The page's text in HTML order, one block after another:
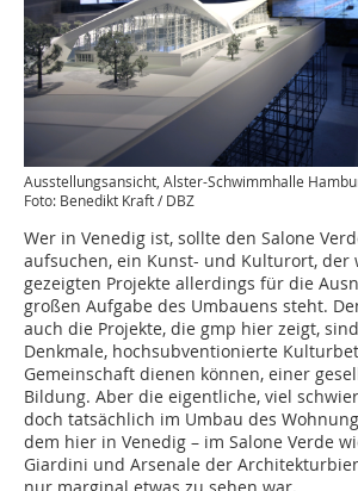
Ausstellungsansicht, Alster-Schwimmhalle
Foto: Benedikt Kraft / DBZ
Wer in Venedig ist, sollte den Salone
aufsuchen, ein Kunst- und Kulturort, der
gezeigten Projekte allerdings für die
großen Aufgabe des Umbauens steht.
auch die Projekte, die gmp hier zeigt,
Denkmale, hochsubventionierte
Gemeinschaft dienen können, einer
Bildung. Aber die eigentliche, viel
doch tatsächlich im Umbau des
dem hier in Venedig – im Salone Verde
Giardini und Arsenale der